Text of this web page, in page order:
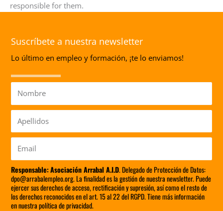
responsible for them.
Suscríbete a nuestra newsletter
Lo último en empleo y formación, ¡te lo enviamos!
Nombre
Apellidos
Email
Responsable: Asociación Arrabal A.I.D. Delegado de Protección de Datos:
dpo@arrabalempleo.org. La finalidad es la gestión de nuestra newsletter. Puede
ejercer sus derechos de acceso, rectificación y supresión, así como el resto de
los derechos reconocidos en el art. 15 al 22 del RGPD. Tiene más información
en nuestra política de privacidad.